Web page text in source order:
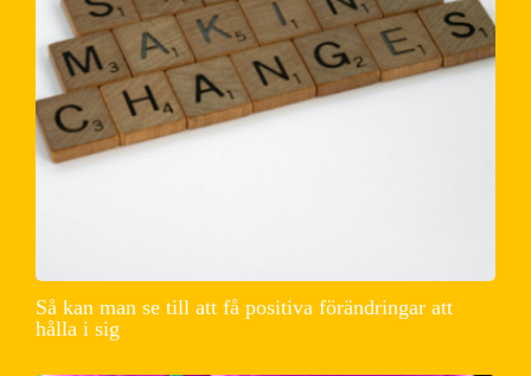
Så kan man se till att få positiva förändringar att
hålla i sig